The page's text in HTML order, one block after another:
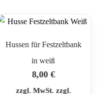
Hussen für Festzeltbank
in weiß
8,00 €
zzgl. MwSt. zzgl.